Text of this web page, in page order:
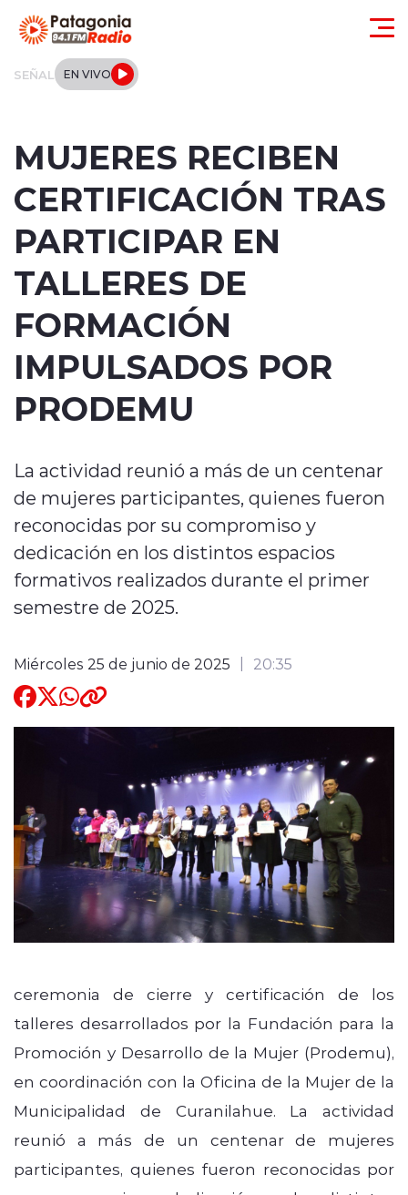
SEÑAL EN VIVO
Internacional
Deportes
Entrevistas
modo claro
MUJERES RECIBEN
CERTIFICACIÓN TRAS
PARTICIPAR EN
TALLERES DE
FORMACIÓN
IMPULSADOS POR
PRODEMU
La actividad reunió a más de un centenar
de mujeres participantes, quienes fueron
reconocidas por su compromiso y
dedicación en los distintos espacios
formativos realizados durante el primer
semestre de 2025.
Miércoles 25 de junio de 2025 20:35
ceremonia de cierre y certificación de los
talleres desarrollados por la Fundación para la
Promoción y Desarrollo de la Mujer (Prodemu),
en coordinación con la Oficina de la Mujer de la
Municipalidad de Curanilahue. La actividad
reunió a más de un centenar de mujeres
participantes, quienes fueron reconocidas por